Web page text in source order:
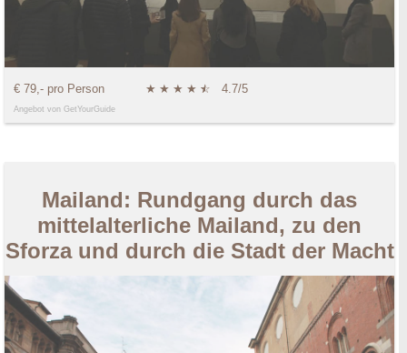
€ 79,- pro Person ★ ★ ★ ★ ★
☆ 4.7/5
Angebot von GetYourGuide
Mailand: Rundgang durch das
mittelalterliche Mailand, zu den
Sforza und durch die Stadt der Macht